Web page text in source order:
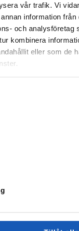
vår trafik. Vi
information
och analysföretag
kombinera
eller som de
Till
kontorssidan
2B,
30
KA-